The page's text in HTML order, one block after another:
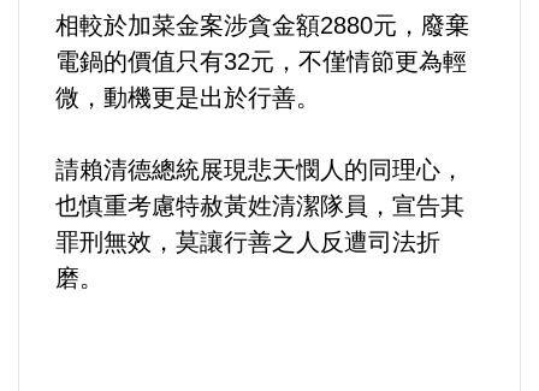
相較於加菜金案涉貪金額2880元，廢棄
電鍋的價值只有32元，不僅情節更為輕
微，動機更是出於行善。
請賴清德總統展現悲天憫人的同理心，
也慎重考慮特赦黃姓清潔隊員，宣告其
罪刑無效，莫讓行善之人反遭司法折
磨。